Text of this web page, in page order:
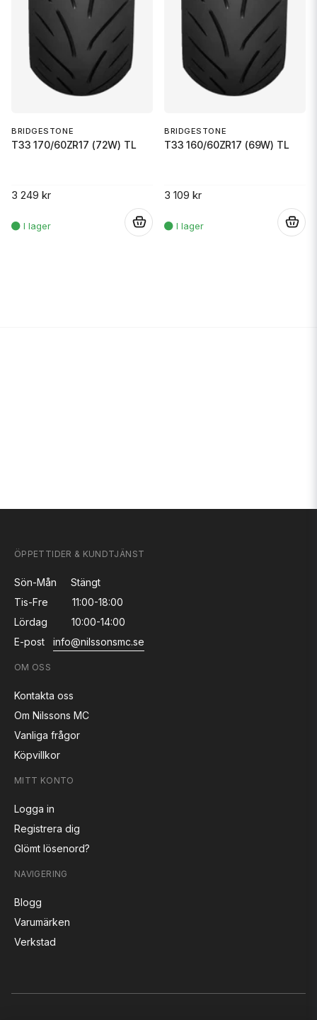
BRIDGESTONE
T33 170/60ZR17 (72W) TL
3 249 kr
BRIDGESTONE
T33 160/60ZR17 (69W) TL
3 109 kr
ÖPPETTIDER & KUNDTJÄNST
Sön-Mån
Stängt
Tis-Fre
11:00-18:00
Lördag
10:00-14:00
E-post
info@nilssonsmc.se
OM OSS
Kontakta oss
Om Nilssons MC
Vanliga frågor
Köpvillkor
MITT KONTO
Logga in
Registrera dig
Glömt lösenord?
NAVIGERING
Blogg
Varumärken
Verkstad